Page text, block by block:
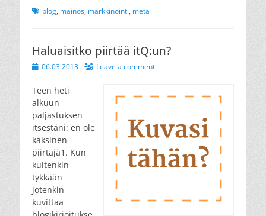
Tagsblog, mainos, markkinointi, meta
Haluaisitko piirtää itQ:un?
Posted
06.03.2013 Leave a comment
Teen heti
alkuun
paljastuksen
itsestäni: en ole
kaksinen
piirtäjä1. Kun
kuitenkin
tykkään
jotenkin
kuvittaa